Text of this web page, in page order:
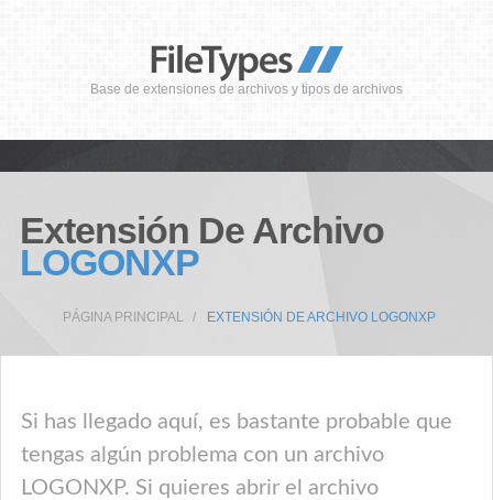
Base de extensiones de archivos y tipos de archivos
Extensión De Archivo
LOGONXP
PÁGINA PRINCIPAL EXTENSIÓN DE ARCHIVO LOGONXP
Si has llegado aquí, es bastante probable que
tengas algún problema con un archivo
LOGONXP. Si quieres abrir el archivo